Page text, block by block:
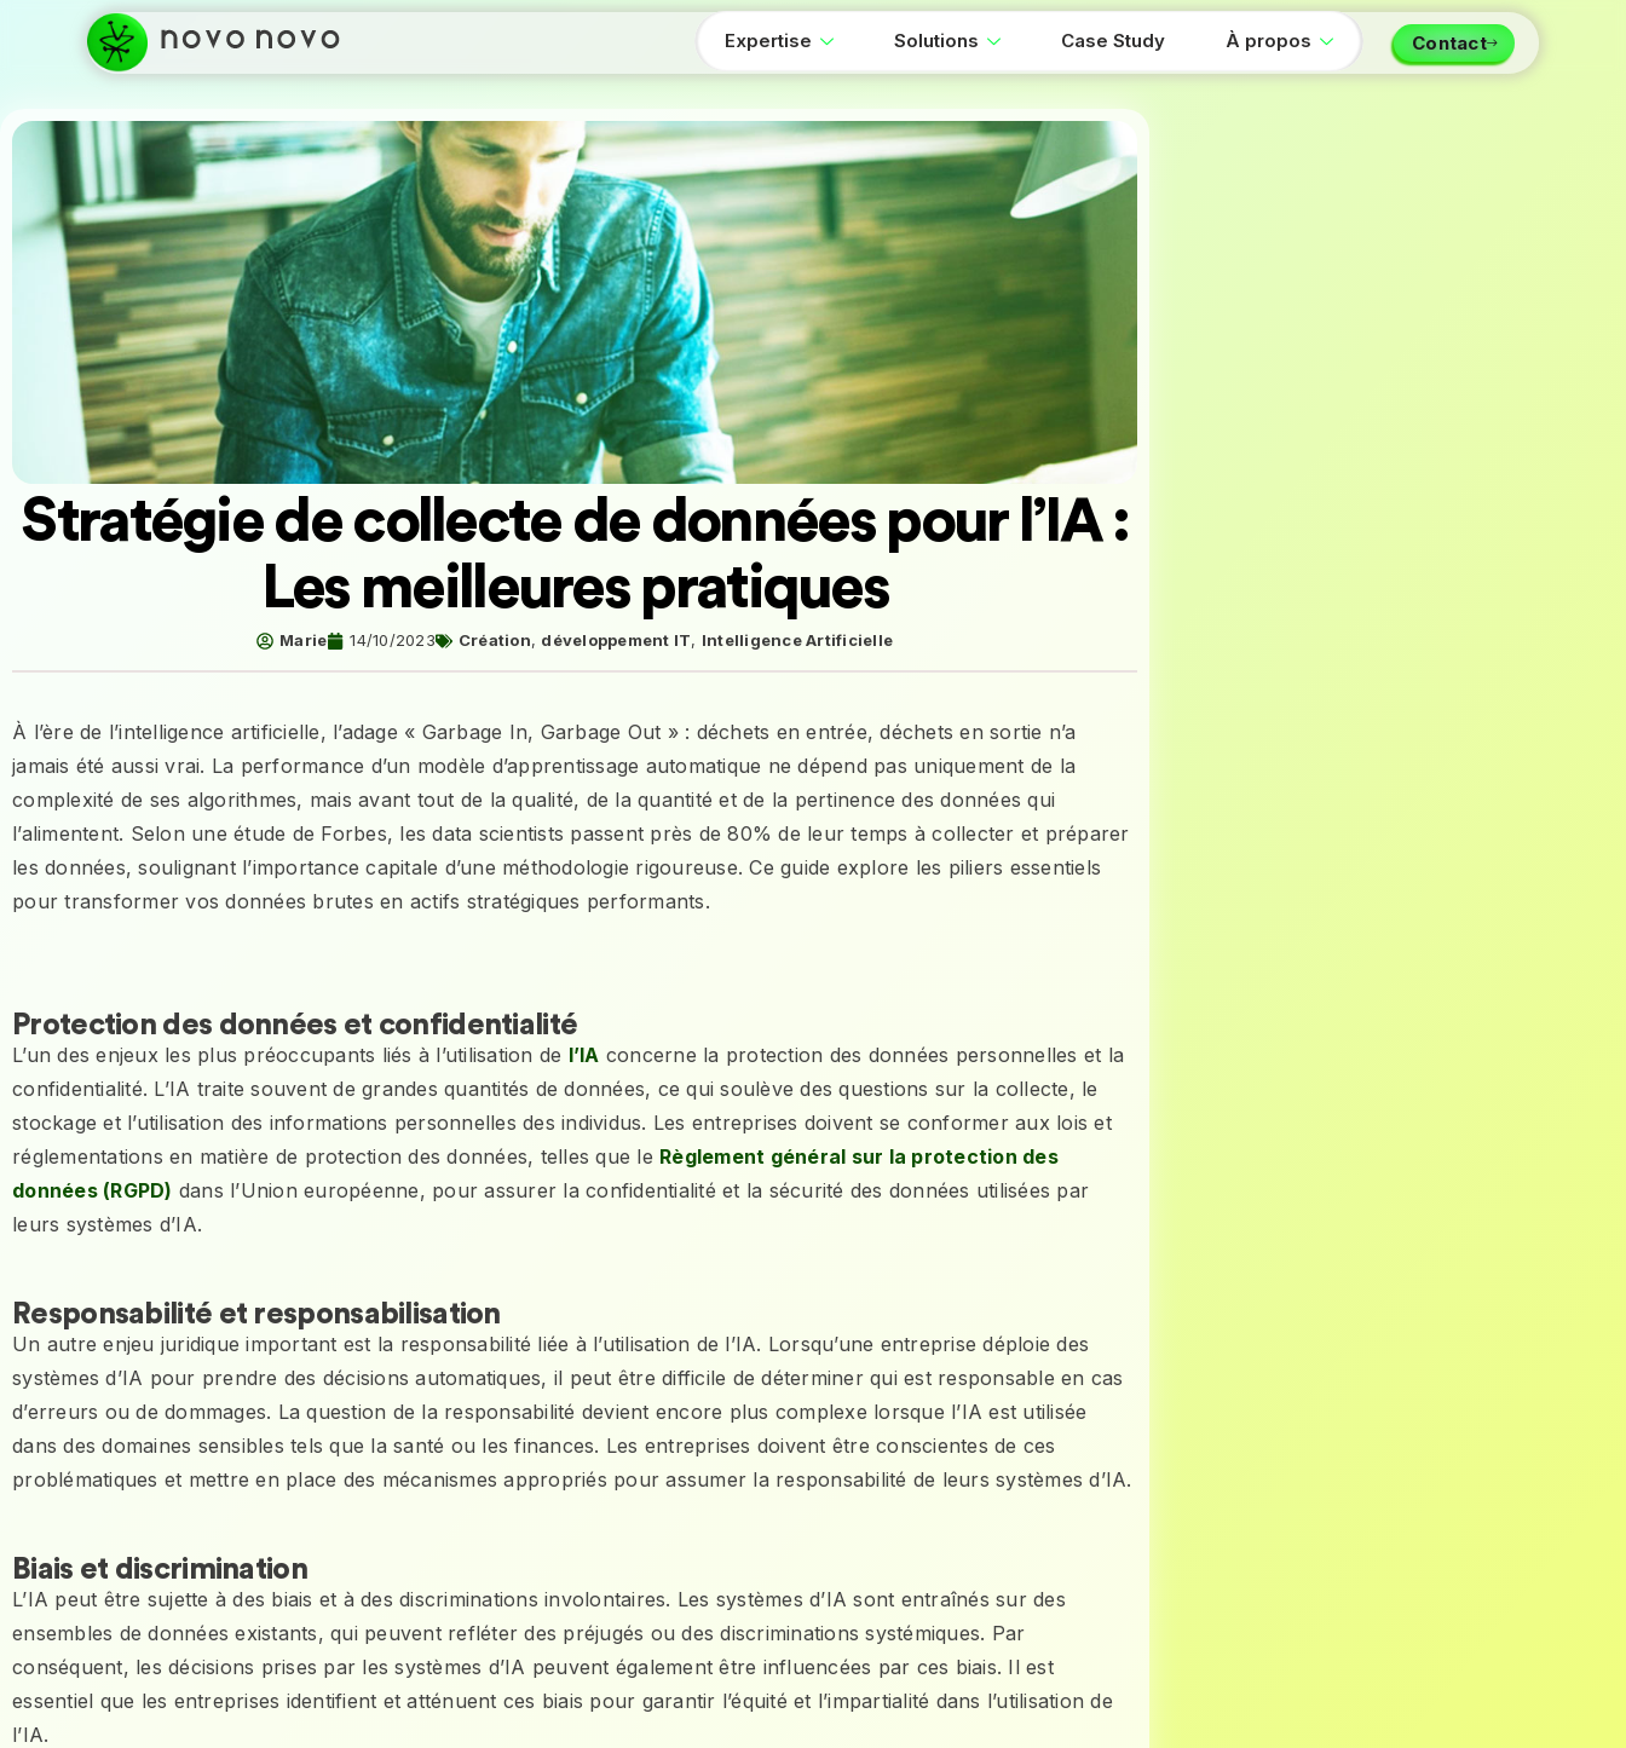
Expertise Solutions Case Study À propos Contact
Stratégie de collecte de données pour l’IA :
Les meilleures pratiques
Marie 14/10/2023 Création, développement IT, Intelligence Artificielle
À l’ère de l’intelligence artificielle, l’adage « Garbage In, Garbage Out » : déchets en entrée, déchets en sortie n’a
jamais été aussi vrai. La performance d’un modèle d’apprentissage automatique ne dépend pas uniquement de la
complexité de ses algorithmes, mais avant tout de la qualité, de la quantité et de la pertinence des données qui
l’alimentent. Selon une étude de Forbes, les data scientists passent près de 80% de leur temps à collecter et préparer
les données, soulignant l’importance capitale d’une méthodologie rigoureuse. Ce guide explore les piliers essentiels
pour transformer vos données brutes en actifs stratégiques performants.
Protection des données et confidentialité
L’un des enjeux les plus préoccupants liés à l’utilisation de l’IA concerne la protection des données personnelles et la
confidentialité. L’IA traite souvent de grandes quantités de données, ce qui soulève des questions sur la collecte, le
stockage et l’utilisation des informations personnelles des individus. Les entreprises doivent se conformer aux lois et
réglementations en matière de protection des données, telles que le Règlement général sur la protection des
données (RGPD) dans l’Union européenne, pour assurer la confidentialité et la sécurité des données utilisées par
leurs systèmes d’IA.
Responsabilité et responsabilisation
Un autre enjeu juridique important est la responsabilité liée à l’utilisation de l’IA. Lorsqu’une entreprise déploie des
systèmes d’IA pour prendre des décisions automatiques, il peut être difficile de déterminer qui est responsable en cas
d’erreurs ou de dommages. La question de la responsabilité devient encore plus complexe lorsque l’IA est utilisée
dans des domaines sensibles tels que la santé ou les finances. Les entreprises doivent être conscientes de ces
problématiques et mettre en place des mécanismes appropriés pour assumer la responsabilité de leurs systèmes d’IA.
Biais et discrimination
L’IA peut être sujette à des biais et à des discriminations involontaires. Les systèmes d’IA sont entraînés sur des
ensembles de données existants, qui peuvent refléter des préjugés ou des discriminations systémiques. Par
conséquent, les décisions prises par les systèmes d’IA peuvent également être influencées par ces biais. Il est
essentiel que les entreprises identifient et atténuent ces biais pour garantir l’équité et l’impartialité dans l’utilisation de
l’IA.